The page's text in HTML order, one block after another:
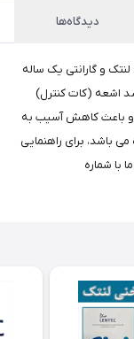
دیدگاه‌ها
و گارانتی یک ساله
اشعه (کات کنترل)
و باعث کاهش آسیب به
باشد، برای راهنمایی
با شماره